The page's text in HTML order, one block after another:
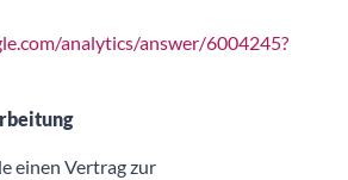
analytics/answer/6004245?
einen Vertrag zur